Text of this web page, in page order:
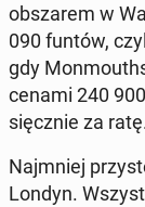
ob­sza­rem w
090 funtów,
gdy
cenami 240
sięcz­nie za
Naj­mniej
Londyn.